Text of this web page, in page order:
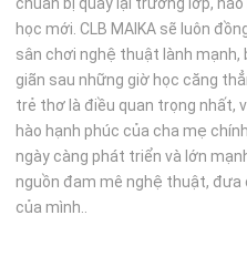
học mới. CLB MAIKA sẽ luôn
sân chơi nghệ thuật lành
giãn sau những giờ học căng
trẻ thơ là điều quan trọng nhất,
hào hạnh phúc của cha mẹ
ngày càng phát triển và lớn
nguồn đam mê nghệ thuật,
của mình..